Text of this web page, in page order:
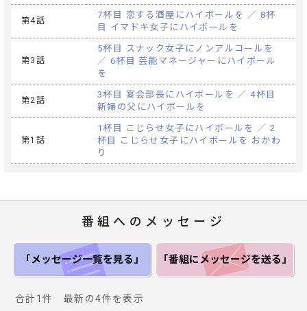
第4話
7杯目 恋する酒屋にハイボールを ／ 8杯
目 イマドキ女子にハイボールを
第3話
5杯目 スナック女子にノンアルコールを
／ 6杯目 芸能マネージャーにハイボール
を
第2話
3杯目 宴会部長にハイボールを ／ 4杯目
新婦の父にハイボールを
第1話
1杯目 こじらせ女子にハイボールを ／ 2
杯目 こじらせ女子にハイボールを おかわ
り
番組へのメッセージ
「メッセージ一覧を見る」 「番組にメッセージを送る」
合計1件 最新の4件を表示